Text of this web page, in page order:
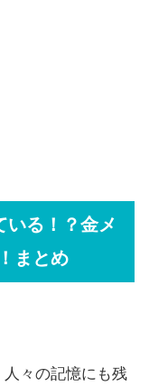
いる！？金メ
まとめ
々の記憶にも残